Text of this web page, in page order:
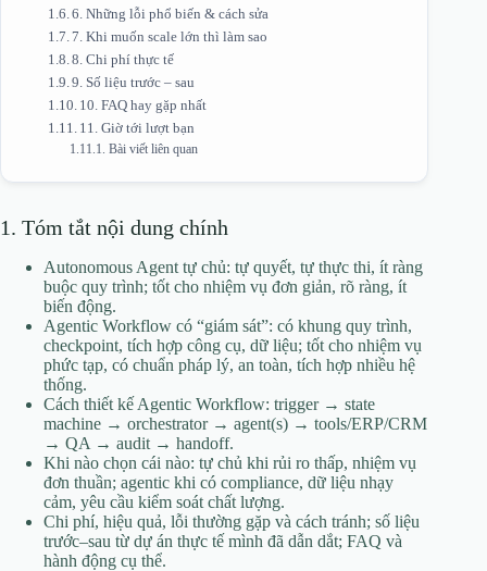
6. Những lỗi phổ biến & cách sửa
7. Khi muốn scale lớn thì làm sao
8. Chi phí thực tế
9. Số liệu trước – sau
10. FAQ hay gặp nhất
11. Giờ tới lượt bạn
Bài viết liên quan
1. Tóm tắt nội dung chính
Autonomous Agent tự chủ: tự quyết, tự thực thi, ít ràng
buộc quy trình; tốt cho nhiệm vụ đơn giản, rõ ràng, ít
biến động.
Agentic Workflow có “giám sát”: có khung quy trình,
checkpoint, tích hợp công cụ, dữ liệu; tốt cho nhiệm vụ
phức tạp, có chuẩn pháp lý, an toàn, tích hợp nhiều hệ
thống.
Cách thiết kế Agentic Workflow: trigger → state
machine → orchestrator → agent(s) → tools/ERP/CRM
→ QA → audit → handoff.
Khi nào chọn cái nào: tự chủ khi rủi ro thấp, nhiệm vụ
đơn thuần; agentic khi có compliance, dữ liệu nhạy
cảm, yêu cầu kiểm soát chất lượng.
Chi phí, hiệu quả, lỗi thường gặp và cách tránh; số liệu
trước–sau từ dự án thực tế mình đã dẫn dắt; FAQ và
hành động cụ thể.